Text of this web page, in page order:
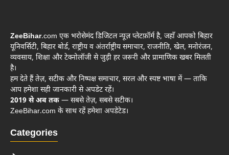
ZeeBihar.com एक भरोसेमंद डिजिटल न्यूज़ प्लेटफ़ॉर्म है, जहाँ आपको बिहार
यूनिवर्सिटी, बिहार बोर्ड, राष्ट्रीय व अंतर्राष्ट्रीय समाचार, राजनीति, खेल, मनोरंजन,
व्यवसाय, शिक्षा और टेक्नोलॉजी से जुड़ी हर जरूरी और प्रामाणिक खबर मिलती
है।
हम देते हैं तेज़, सटीक और निष्पक्ष समाचार, सरल और स्पष्ट भाषा में — ताकि
आप हमेशा सही जानकारी से अपडेट रहें।
2019 से अब तक — सबसे तेज़, सबसे सटीक।
ZeeBihar.com के साथ रहें हमेशा अपडेटेड।
Categories